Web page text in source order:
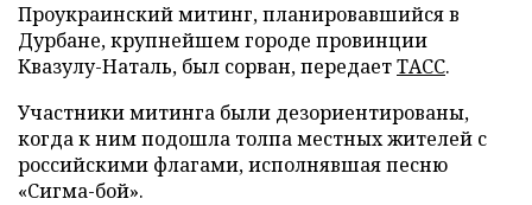
Проукраинский митинг, планировавшийся в
Дурбане, крупнейшем городе провинции
Квазулу-Наталь, был сорван, передаетТАСС.
Участники митинга были дезориентированы,
когда к ним подошла толпа местных жителей с
российскими флагами, исполнявшая песню
«Сигма-бой».